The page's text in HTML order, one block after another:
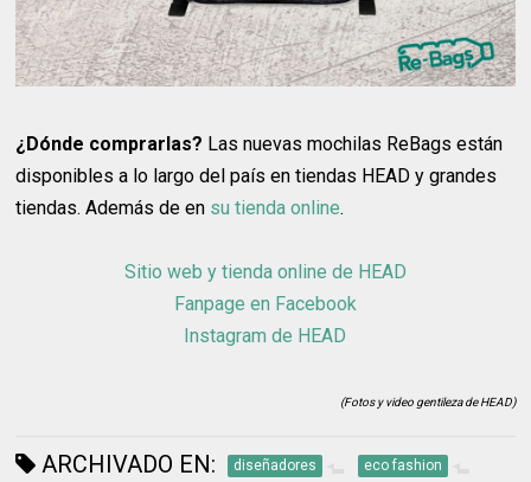
¿Dónde comprarlas? Las nuevas mochilas ReBags están
disponibles a lo largo del país en tiendas HEAD y grandes
tiendas. Además de en su tienda online.
Sitio web y tienda online de HEAD
Fanpage en Facebook
Instagram de HEAD
(Fotos y video gentileza de HEAD)
ARCHIVADO EN: diseñadores eco fashion